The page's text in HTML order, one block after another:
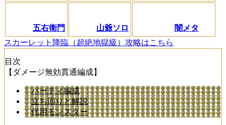
五右衛門 山爺ソロ
闇メタ
スカーレット降臨（超絶地獄級）攻略はこちら
目次
【ダメージ無効貫通編成】
パーティ編成
立ち回りと解説
代用モンスター